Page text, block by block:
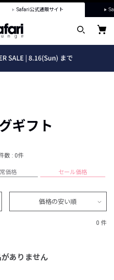
Safari公式通販サイト
ギフト
数 : 0件
価格 セール価格
価格の安い順
0 件
ありません